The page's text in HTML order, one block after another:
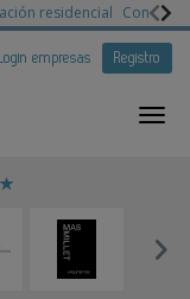
residencial
Login empresas Registro